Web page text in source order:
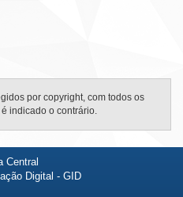
por copyright, com todos os
indicado o contrário.
Central
Digital - GID